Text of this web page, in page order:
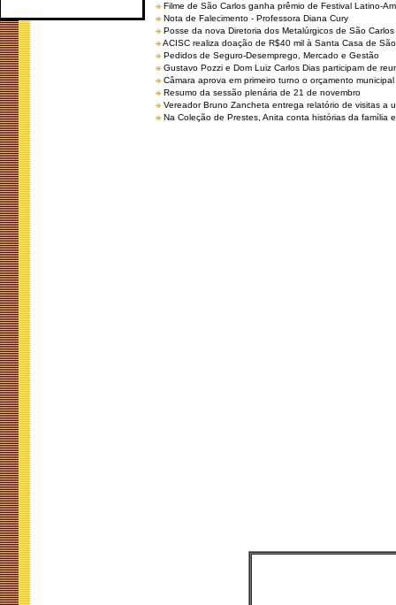
Filme de São Carlos ganha prêmio de Festival Latino-
Nota de Falecimento - Professora Diana Cury
Posse da nova Diretoria dos Metalúrgicos de São
ACISC realiza doação de R$40 mil à Santa Casa de
Pedidos de Seguro-Desemprego, Mercado e Gestão
Gustavo Pozzi e Dom Luiz Carlos Dias participam de
Câmara aprova em primeiro turno o orçamento
Resumo da sessão plenária de 21 de novembro
Vereador Bruno Zancheta entrega relatório de visitas a
Na Coleção de Prestes, Anita conta histórias da família